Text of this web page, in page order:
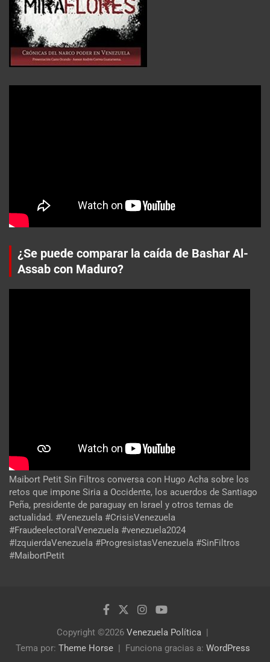
¿Se puede comparar la caída de Bashar Al-
Assab con Maduro?
Maibort Petit Sin Filtros conversa con Hugo Acha sobre los
retos que impone Siria a Occidente, los acuerdos de Santiago
Peña, presidente de paraguay en Israel y otros temas de
actualidad. #Venezuela #CrisisVenezuela
#FraudeelectoralVenezuela #venezuela2024
#IzquierdaVenezuela #ProgresistasVenezuela #SinFiltros
#MaibortPetit
Copyright ©2026 Venezuela Política
Tema por: Theme Horse Funciona gracias a: WordPress